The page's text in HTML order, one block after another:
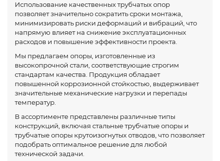
Использование качественных трубчатых опор
позволяет значительно сократить сроки монтажа,
минимизировать риски деформаций и вибраций, что
напрямую влияет на снижение эксплуатационных
расходов и повышение эффективности проекта.
Мы предлагаем опоры, изготовленные из
высокопрочной стали, соответствующие строгим
стандартам качества. Продукция обладает
повышенной коррозионной стойкостью, выдерживает
значительные механические нагрузки и перепады
температур.
В ассортименте представлены различные типы
конструкций, включая стальные трубчатые опоры и
трубчатые опоры крутоизогнутых отводов, что позволяет
подобрать оптимальное решение для любой
технической задачи.